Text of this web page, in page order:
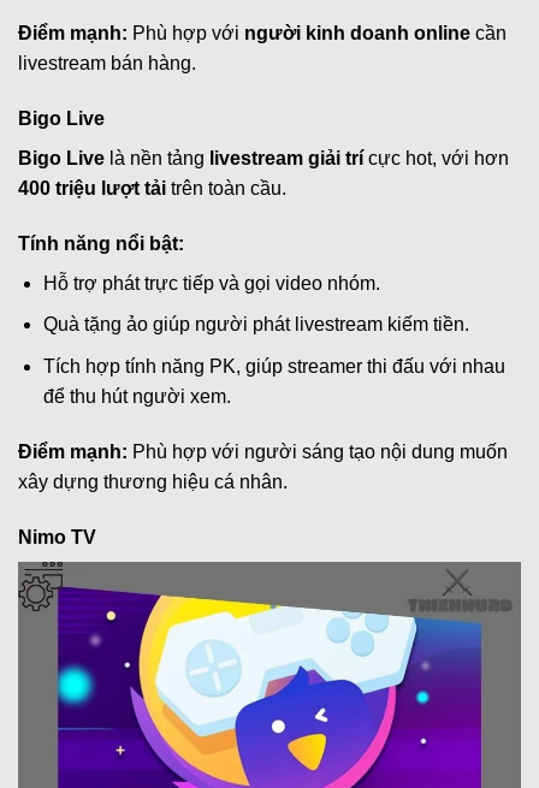
Điểm mạnh: Phù hợp với người kinh doanh online cần
livestream bán hàng.
Bigo Live
Bigo Live là nền tảng livestream giải trí cực hot, với hơn
400 triệu lượt tải trên toàn cầu.
Tính năng nổi bật:
Hỗ trợ phát trực tiếp và gọi video nhóm.
Quà tặng ảo giúp người phát livestream kiếm tiền.
Tích hợp tính năng PK, giúp streamer thi đấu với nhau
để thu hút người xem.
Điểm mạnh: Phù hợp với người sáng tạo nội dung muốn
xây dựng thương hiệu cá nhân.
Nimo TV